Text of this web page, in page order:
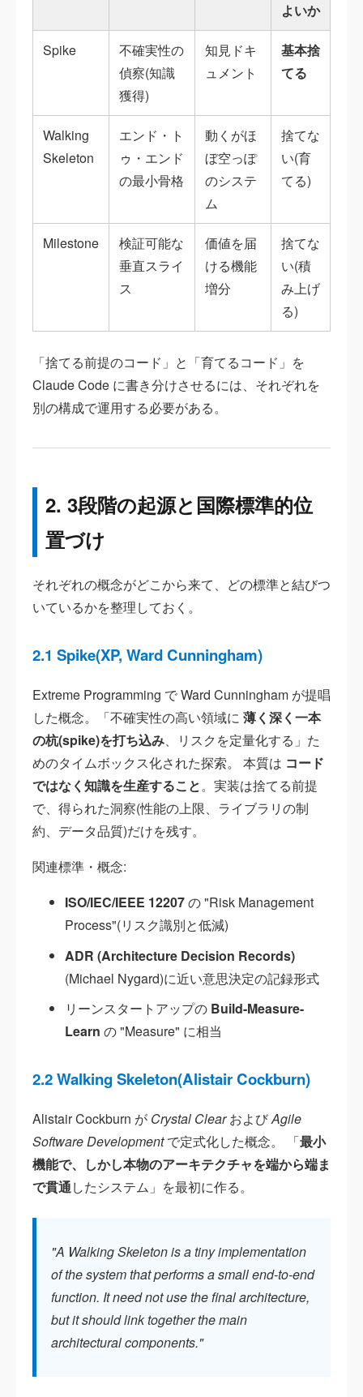
よいか
Spike
不確実性の
偵察(知識
獲得)
知見ドキ
ュメント
基本捨
てる
Walking
Skeleton
エンド・ト
ゥ・エンド
の最小骨格
動くがほ
ぼ空っぽ
のシステ
ム
捨てな
い(育
てる)
Milestone
検証可能な
垂直スライ
ス
価値を届
ける機能
増分
捨てな
い(積
み上げ
る)
「捨てる前提のコード」と「育てるコード」を
Claude Code に書き分けさせるには、それぞれを
別の構成で運用する必要がある。
2. 3段階の起源と国際標準的位
置づけ
それぞれの概念がどこから来て、どの標準と結びつ
いているかを整理しておく。
2.1 Spike(XP, Ward Cunningham)
Extreme Programming で Ward Cunningham が提唱
した概念。「不確実性の高い領域に 薄く深く一本
の杭(spike)を打ち込み、リスクを定量化する」た
めのタイムボックス化された探索。 本質は コード
ではなく知識を生産すること。実装は捨てる前提
で、得られた洞察(性能の上限、ライブラリの制
約、データ品質)だけを残す。
関連標準・概念:
ISO/IEC/IEEE 12207の "Risk Management
Process"(リスク識別と低減)
ADR (Architecture Decision Records)
(Michael Nygard)に近い意思決定の記録形式
リーンスタートアップの Build-Measure-
Learn の "Measure" に相当
2.2 Walking Skeleton(Alistair Cockburn)
Alistair Cockburn が Crystal ClearおよびAgile
Software Developmentで定式化した概念。 「最小
機能で、しかし本物のアーキテクチャを端から端ま
で貫通したシステム」を最初に作る。
"A Walking Skeleton is a tiny implementation
of the system that performs a small end-to-end
function. It need not use the final architecture,
but it should link together the main
architectural components."